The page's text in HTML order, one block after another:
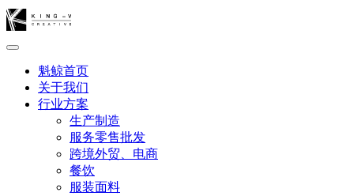
魁鲸首页
关于我们
行业方案
生产制造
服务零售批发
跨境外贸、电商
餐饮
服装面料